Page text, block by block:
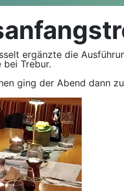
ergänzte die
Trebur.
ging der Abend dann